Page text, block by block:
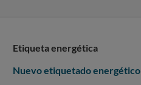
Etiqueta energética
Nuevo etiquetado energético